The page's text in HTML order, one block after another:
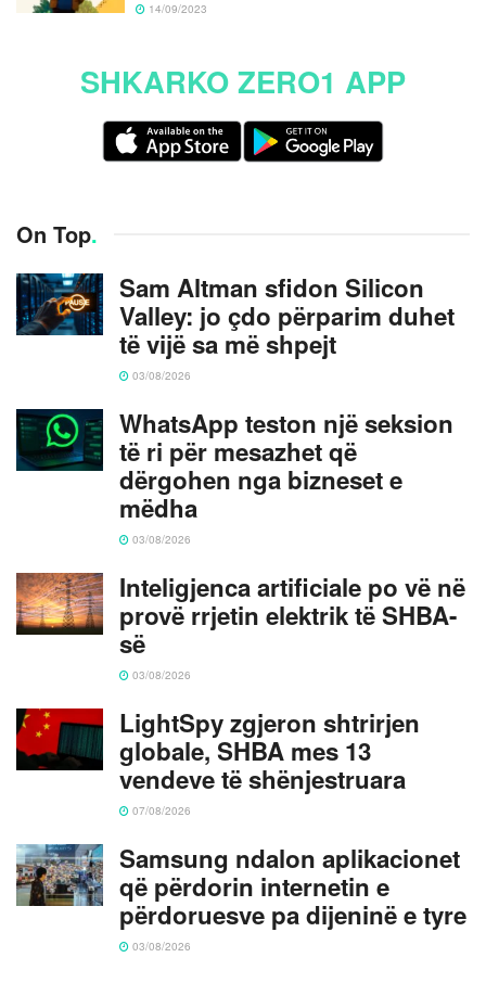
14/09/2023
SHKARKO ZERO1 APP
On Top.
Sam Altman sfidon Silicon
Valley: jo çdo përparim duhet
të vijë sa më shpejt
03/08/2026
WhatsApp teston një seksion
të ri për mesazhet që
dërgohen nga bizneset e
mëdha
03/08/2026
Inteligjenca artificiale po vë në
provë rrjetin elektrik të SHBA-
së
03/08/2026
LightSpy zgjeron shtrirjen
globale, SHBA mes 13
vendeve të shënjestruara
07/08/2026
Samsung ndalon aplikacionet
që përdorin internetin e
përdoruesve pa dijeninë e tyre
03/08/2026